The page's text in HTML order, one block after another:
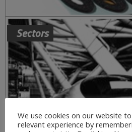
Sectors
We use cookies on our website
relevant experience by